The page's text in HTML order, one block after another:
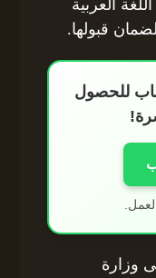
العربية
قبولها.
للحصول
وزارة